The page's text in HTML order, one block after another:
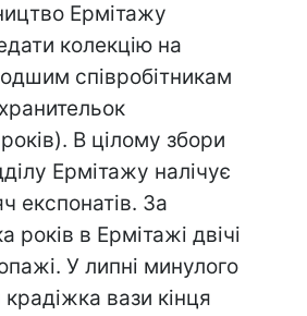
Ермітажу
колекцію на
співробітникам
В цілому збори
Ермітажу налічує
експонатів. За
років в Ермітажі двічі
У липні минулого
вази кінця